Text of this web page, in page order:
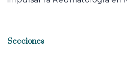
Secciones